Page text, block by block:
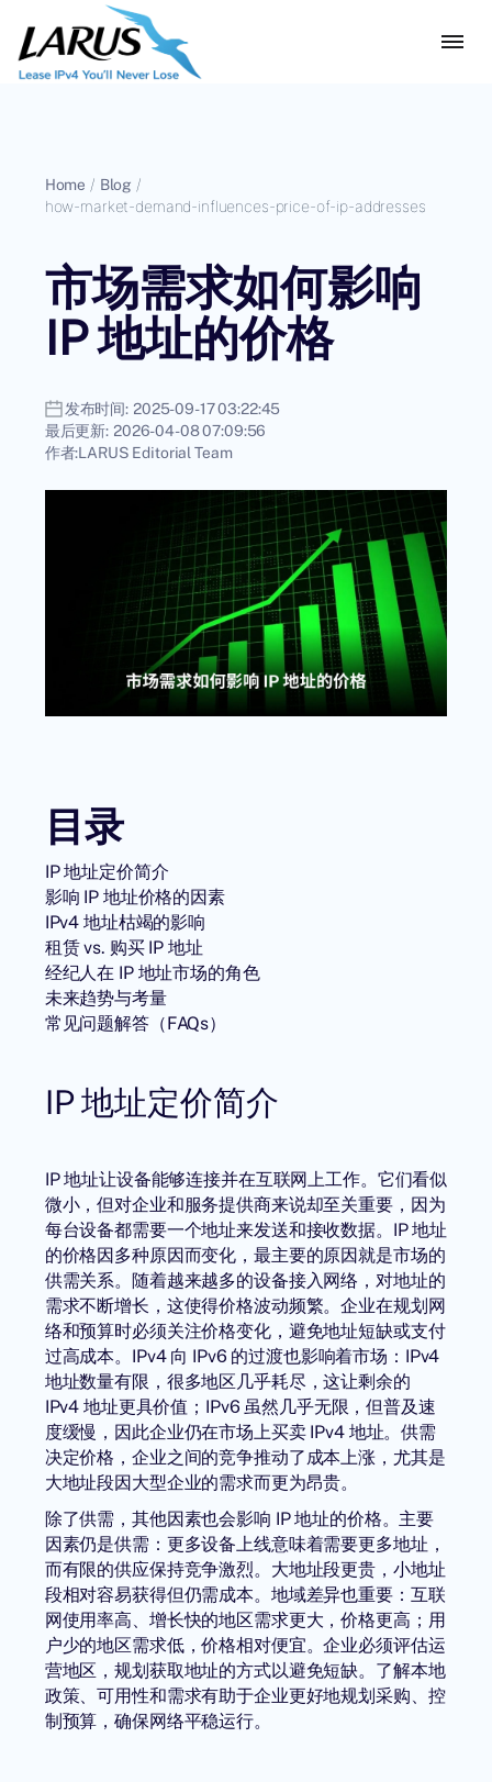
Home / Blog /
how-market-demand-influences-price-of-ip-addresses
市场需求如何影响
IP 地址的价格
发布时间: 2025-09-17 03:22:45
最后更新: 2026-04-08 07:09:56
作者:LARUS Editorial Team
目录
IP 地址定价简介
影响 IP 地址价格的因素
IPv4 地址枯竭的影响
租赁 vs. 购买 IP 地址
经纪人在 IP 地址市场的角色
未来趋势与考量
常见问题解答（FAQs）
IP 地址定价简介
IP 地址让设备能够连接并在互联网上工作。它们看似
微小，但对企业和服务提供商来说却至关重要，因为
每台设备都需要一个地址来发送和接收数据。IP 地址
的价格因多种原因而变化，最主要的原因就是市场的
供需关系。随着越来越多的设备接入网络，对地址的
需求不断增长，这使得价格波动频繁。企业在规划网
络和预算时必须关注价格变化，避免地址短缺或支付
过高成本。IPv4 向 IPv6 的过渡也影响着市场：IPv4
地址数量有限，很多地区几乎耗尽，这让剩余的
IPv4 地址更具价值；IPv6 虽然几乎无限，但普及速
度缓慢，因此企业仍在市场上买卖 IPv4 地址。供需
决定价格，企业之间的竞争推动了成本上涨，尤其是
大地址段因大型企业的需求而更为昂贵。
除了供需，其他因素也会影响 IP 地址的价格。主要
因素仍是供需：更多设备上线意味着需要更多地址，
而有限的供应保持竞争激烈。大地址段更贵，小地址
段相对容易获得但仍需成本。地域差异也重要：互联
网使用率高、增长快的地区需求更大，价格更高；用
户少的地区需求低，价格相对便宜。企业必须评估运
营地区，规划获取地址的方式以避免短缺。了解本地
政策、可用性和需求有助于企业更好地规划采购、控
制预算，确保网络平稳运行。